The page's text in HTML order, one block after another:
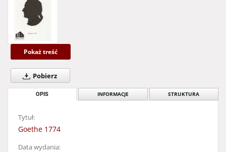
Pokaż treść
Pobierz
OPIS INFORMACJE STRUKTURA
Tytuł:
Goethe 1774
Data wydania: